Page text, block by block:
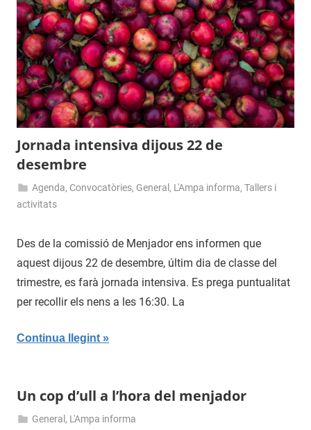
Jornada intensiva dijous 22 de
desembre
20
desembre
2016
Menjador
Agenda, Convocatòries, General , L'Ampa informa,Tallers i
activitats
Des de la comissió de Menjador ens informen que
aquest dijous 22 de desembre, últim dia de classe del
trimestre, es farà jornada intensiva. Es prega puntualitat
per recollir els nens a les 16:30. La
Continua llegint
Un cop d’ull a l’hora del menjador
General , L'Ampa informa